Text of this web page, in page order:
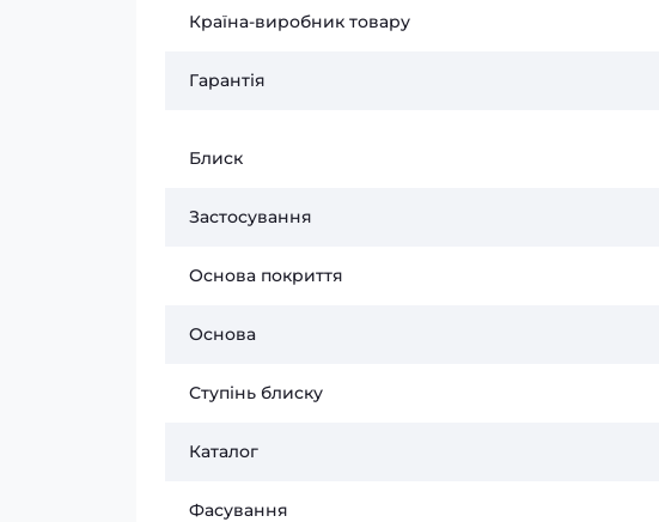
Країна-виробник товару
Гарантія
Блиск
Застосування
Основа покриття
Основа
Ступінь блиску
Каталог
Фасування